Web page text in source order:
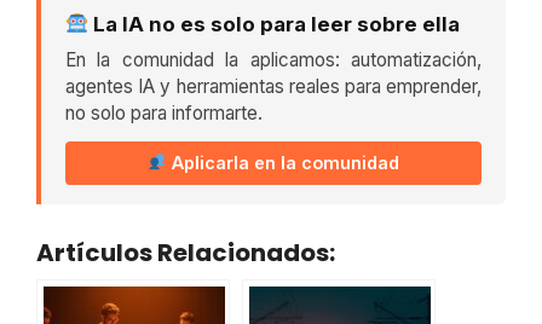
La IA no es solo para leer sobre ella
En la comunidad la aplicamos: automatización,
agentes IA y herramientas reales para emprender,
no solo para informarte.
Aplicarla en la comunidad
Artículos Relacionados: